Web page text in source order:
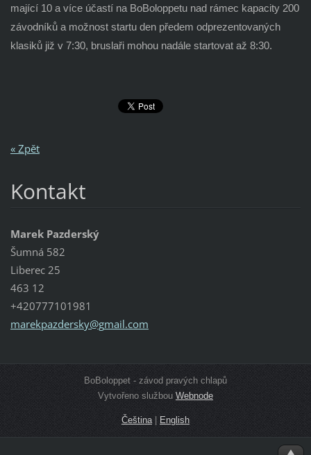
mající 10 a více účastí na BoBoloppetu nad rámec kapacity 200
závodníků a možnost startu den předem odprezentovaných
klasiků již v 7:30, bruslaři mohou nadále startovat až 8:30.
« Zpět
Kontakt
Marek Pazderský
Šumná 582
Liberec 25
463 12
+420777101981
marekpazdersky@gmail.com
BoBoloppet - závod pravých chlapů
Vytvořeno službou Webnode
Čeština| English